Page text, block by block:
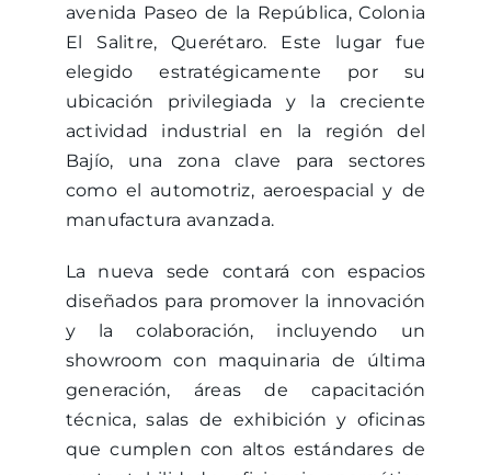
avenida Paseo de la República, Colonia
El Salitre, Querétaro. Este lugar fue
elegido estratégicamente por su
ubicación privilegiada y la creciente
actividad industrial en la región del
Bajío, una zona clave para sectores
como el automotriz, aeroespacial y de
manufactura avanzada.
La nueva sede contará con espacios
diseñados para promover la innovación
y la colaboración, incluyendo un
showroom con maquinaria de última
generación, áreas de capacitación
técnica, salas de exhibición y oficinas
que cumplen con altos estándares de